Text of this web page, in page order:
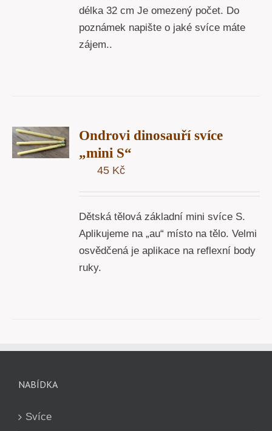
délka 32 cm Je omezený počet. Do
poznámek napište o jaké svíce máte
zájem..
Ondrovi dinosauří svíce
„mini S“
45 Kč
Dětská tělová základní mini svíce S.
Aplikujeme na „au“ místo na tělo. Velmi
osvědčená je aplikace na reflexní body
ruky.
NABÍDKA
Svíce